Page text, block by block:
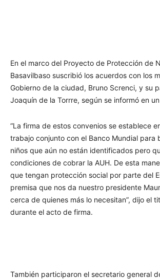
En el marco del Proyecto de Protección de
Basavilbaso suscribió los acuerdos con los
Gobierno de la ciudad, Bruno Screnci, y su
Joaquín de la Torrre, según se informó en
“La firma de estos convenios se establece
trabajo conjunto con el Banco Mundial para
niños que aún no están identificados pero
condiciones de cobrar la AUH. De esta
que tengan protección social por parte del
premisa que nos da nuestro presidente
cerca de quienes más lo necesitan”, dijo el
durante el acto de firma.
También participaron el secretario general